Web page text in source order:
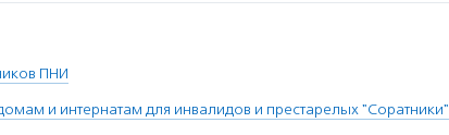
ПНИ
и интернатам для инвалидов и престарелых "Соратники"